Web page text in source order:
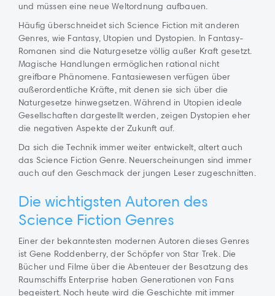
und müssen eine neue Weltordnung aufbauen.
Häufig überschneidet sich Science Fiction mit anderen
Genres, wie Fantasy, Utopien und Dystopien. In Fantasy-
Romanen sind die Naturgesetze völlig außer Kraft gesetzt.
Magische Handlungen ermöglichen rational nicht
greifbare Phänomene. Fantasiewesen verfügen über
außerordentliche Kräfte, mit denen sie sich über die
Naturgesetze hinwegsetzen. Während in Utopien ideale
Gesellschaften dargestellt werden, zeigen Dystopien eher
die negativen Aspekte der Zukunft auf.
Da sich die Technik immer weiter entwickelt, altert auch
das Science Fiction Genre. Neuerscheinungen sind immer
auch auf den Geschmack der jungen Leser zugeschnitten.
Die wichtigsten Autoren des
Science Fiction Genres
Einer der bekanntesten modernen Autoren dieses Genres
ist Gene Roddenberry, der Schöpfer von Star Trek. Die
Bücher und Filme über die Abenteuer der Besatzung des
Raumschiffs Enterprise haben Generationen von Fans
begeistert. Noch heute wird die Geschichte mit immer